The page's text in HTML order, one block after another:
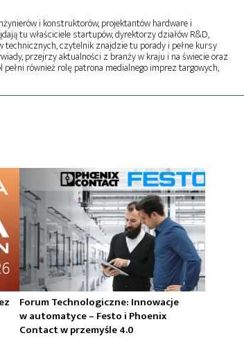
i konstruktorów, projektantów hardware i
tu właściciele startupów, dyrektorzy działów R&D,
czytelnik znajdzie tu porady i pełne kursy
przejrzy aktualności z branży w kraju i na świecie oraz
również rolę patrona medialnego imprez targowych,
Forum Technologiczne: Innowacje
w automatyce – Festo i Phoenix
Contact w przemyśle 4.0